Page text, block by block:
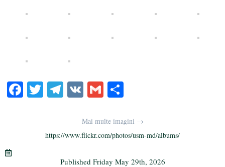
Fa T
r
Te
a
m
V G
ailre
Mai multe imagini →
https://www.flickr.com/photos/usm-md/albums/
Published Friday May 29th, 2026